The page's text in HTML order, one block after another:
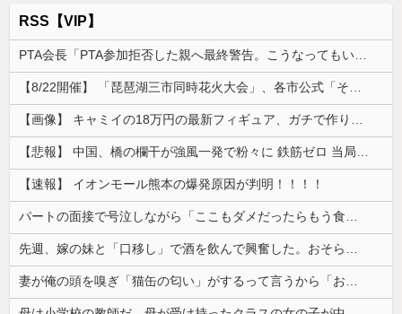
RSS【VIP】
【速報】 イオンモール熊本の爆発原因が判明！！！！